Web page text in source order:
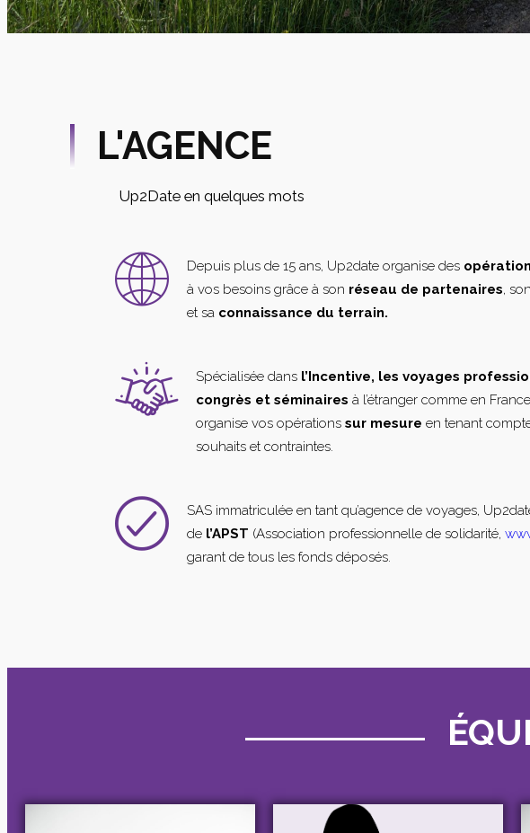
L'AGENCE
Up2Date en quelques mots
Depuis plus de 15 ans, Up2date organise des
à vos besoins grâce à son réseau de partenaires, son
et sa connaissance du terrain.
Spécialisée dans l’Incentive, les voyages
congrès et séminaires à l’étranger comme en
organise vos opérations sur mesure en tenant
souhaits et contraintes.
SAS immatriculée en tant qu’agence de voyages,
de l’APST (Association professionnelle de solidarité,
garant de tous les fonds déposés.